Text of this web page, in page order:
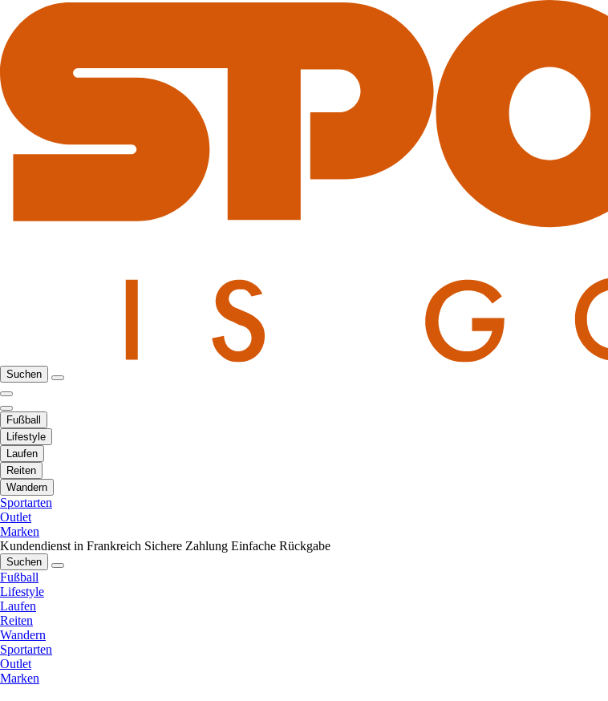
Suchen
Fußball
Lifestyle
Laufen
Reiten
Wandern
Sportarten
Outlet
Marken
Kundendienst in Frankreich Sichere Zahlung Einfache Rückgabe
Suchen
Fußball
Lifestyle
Laufen
Reiten
Wandern
Sportarten
Outlet
Marken